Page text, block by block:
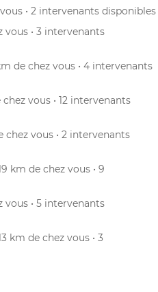
• 2 intervenants disponibles
vous • 3 intervenants
de chez vous • 4 intervenants
chez vous • 12 intervenants
chez vous • 2 intervenants
km de chez vous • 9
vous • 5 intervenants
km de chez vous • 3